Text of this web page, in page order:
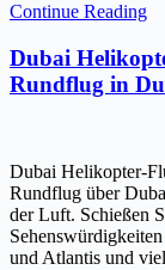
Continue Reading
Dubai
Rundflug in
Dubai Helikopter-
Rundflug über
der Luft. Schießen
und Atlantis und